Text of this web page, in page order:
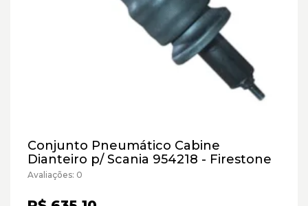
Conjunto Pneumático Cabine
Dianteiro p/ Scania 954218 - Firestone
Avaliações: 0